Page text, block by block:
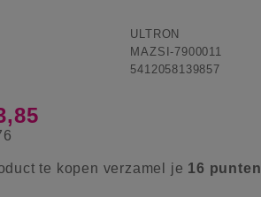
ULTRON
MAZSI-7900011
5412058139857
te kopen verzamel je 16 punten